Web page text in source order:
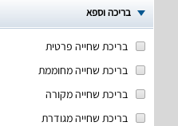
בריכה וספא
בריכת שחייה פרטית
בריכת שחייה מחוממת
בריכת שחייה מקורה
בריכת שחייה מגודרת